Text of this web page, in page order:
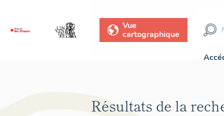
Vue
cartographique
Résultats de la